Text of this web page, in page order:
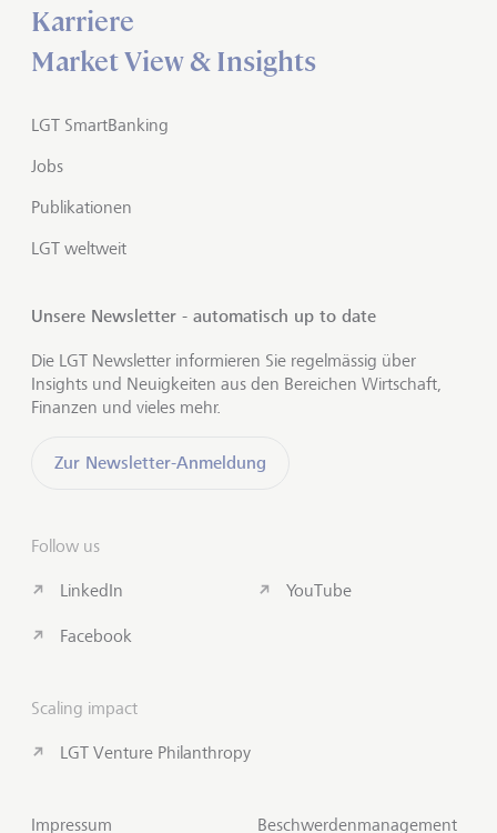
Karriere
Market View & Insights
LGT SmartBanking
Jobs
Publikationen
LGT weltweit
Unsere Newsletter - automatisch up to date
Die LGT Newsletter informieren Sie regelmässig über
Insights und Neuigkeiten aus den Bereichen Wirtschaft,
Finanzen und vieles mehr.
Zur Newsletter-Anmeldung
Follow us
LinkedIn
Facebook
YouTube
Scaling impact
LGT Venture Philanthropy
Impressum Beschwerdenmanagement